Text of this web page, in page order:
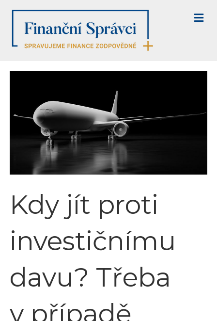
M
E
Kdy jít proti
investičnímu
davu? Třeba
v případě